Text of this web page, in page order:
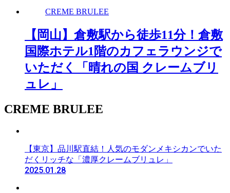
CREME BRULEE
【岡山】倉敷駅から徒歩11分！倉敷
国際ホテル1階のカフェラウンジで
いただく「晴れの国 クレームブリ
ュレ」
CREME BRULEE
【東京】品川駅直結！人気のモダンメキシカンでいた
だくリッチな「濃厚クレームブリュレ」
2025.01.28